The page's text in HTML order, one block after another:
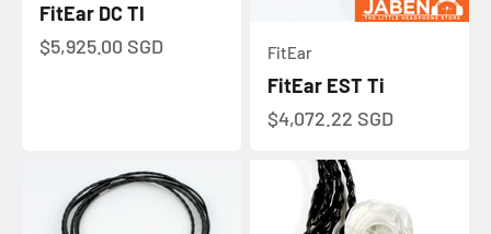
FitEar DC TI
セール価格
$5,925.00 SGD FitEar
FitEar EST Ti
セール価格
$4,072.22 SGD